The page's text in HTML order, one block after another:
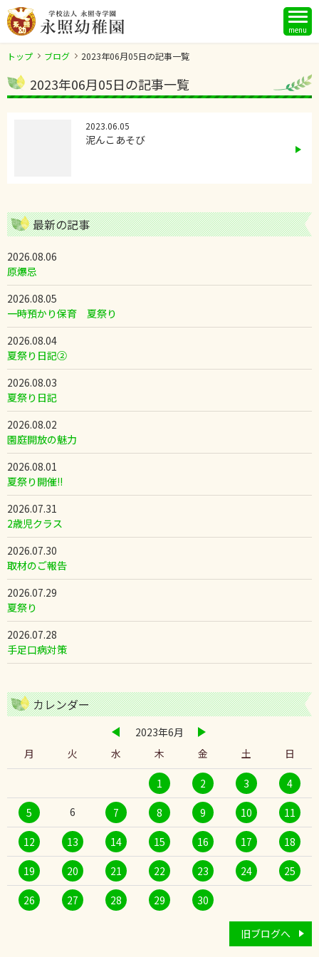
menu
トップ ブログ 2023年06月05日の記事一覧
2023年06月05日の記事一覧
2023.06.05
泥んこあそび
最新の記事
2026.08.06
原爆忌
2026.08.05
一時預かり保育 夏祭り
2026.08.04
夏祭り日記②
2026.08.03
夏祭り日記
2026.08.02
園庭開放の魅力
2026.08.01
夏祭り開催!!
2026.07.31
2歳児クラス
2026.07.30
取材のご報告
2026.07.29
夏祭り
2026.07.28
手足口病対策
カレンダー
2023年6月
月
火 水 木 金 土 日
1 2 3 4
5 6 7 8 9 10 11
12 13 14 15 16 17 18
19 20 21 22 23 24 25
26 27 28 29 30
旧ブログへ